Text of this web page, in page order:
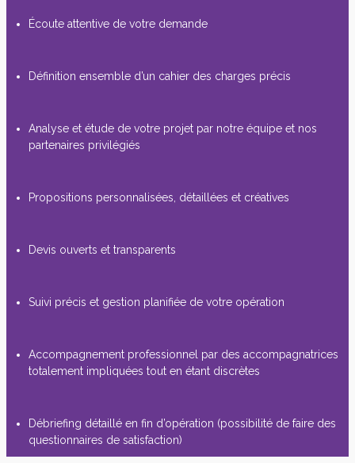
Écoute attentive de votre demande
Définition ensemble d’un cahier des charges précis
Analyse et étude de votre projet par notre équipe et nos
partenaires privilégiés
Propositions personnalisées, détaillées et créatives
Devis ouverts et transparents
Suivi précis et gestion planifiée de votre opération
Accompagnement professionnel par des accompagnatrices
totalement impliquées tout en étant discrètes
Débriefing détaillé en fin d’opération (possibilité de faire des
questionnaires de satisfaction)